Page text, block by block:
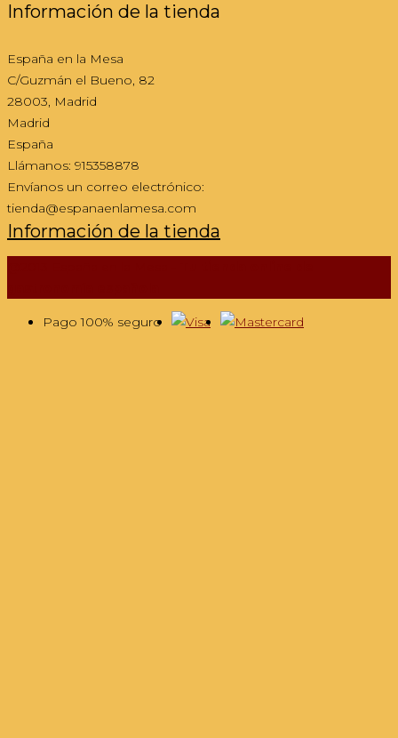
Información de la tienda
España en la Mesa
C/Guzmán el Bueno, 82
28003, Madrid
Madrid
España
Llámanos: 915358878
Envíanos un correo electrónico:
tienda@espanaenlamesa.com
Información de la tienda
Pago 100% seguro